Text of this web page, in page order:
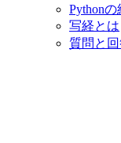
Pythonの
写経とは
質問と